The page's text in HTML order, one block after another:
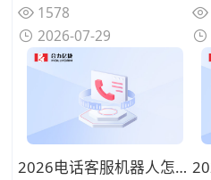
1578
2026-07-29
2026电话客服机器人怎么选？AI时代从技术底座到落地运营的全景评测（主流厂商深度对比）